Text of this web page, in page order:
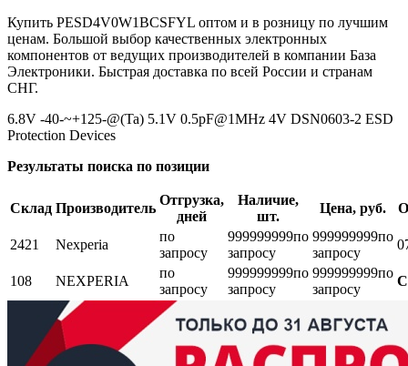
Купить PESD4V0W1BCSFYL оптом и в розницу по лучшим
ценам. Большой выбор качественных электронных
компонентов от ведущих производителей в компании База
Электроники. Быстрая доставка по всей России и странам
СНГ.
6.8V -40-~+125-@(Ta) 5.1V 0.5pF@1MHz 4V DSN0603-2 ESD
Protection Devices
Результаты поиска по позиции
Склад Производитель
Отгрузка,
дней
Наличие,
шт.
Цена, руб.
2421 Nexperia
по
запросу
999999999по
запросу
999999999по
запросу
108 NEXPERIA
по
запросу
999999999по
запросу
999999999по
запросу